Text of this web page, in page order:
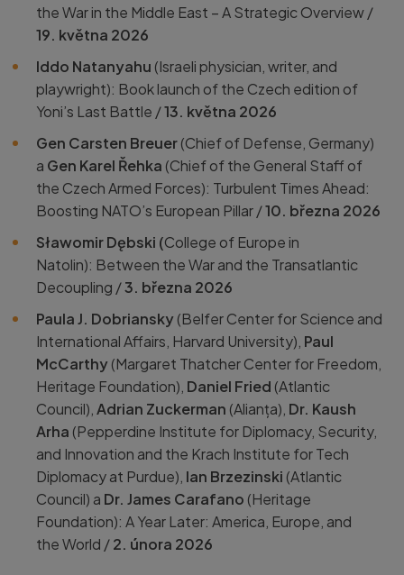
the War in the Middle East – A Strategic Overview /
19. května 2026
Iddo Natanyahu (Israeli physician, writer, and
playwright): Book launch of the Czech edition of
Yoni’s Last Battle /13. května 2026
Gen Carsten Breuer(Chief of Defense, Germany)
a Gen Karel Řehka (Chief of the General Staff of
the Czech Armed Forces): Turbulent Times Ahead:
Boosting NATO’s European Pillar /10. března 2026
Sławomir Dębski (College of Europe in
Natolin): Between the War and the Transatlantic
Decoupling /3. března 2026
Paula J. Dobriansky(Belfer Center for Science and
International Affairs, Harvard University), Paul
McCarthy(Margaret Thatcher Center for Freedom,
Heritage Foundation), Daniel Fried (Atlantic
Council), Adrian Zuckerman (Alianța), Dr. Kaush
Arha (Pepperdine Institute for Diplomacy, Security,
and Innovation and the Krach Institute for Tech
Diplomacy at Purdue), Ian Brzezinski (Atlantic
Council) a Dr. James Carafano (Heritage
Foundation): A Year Later: America, Europe, and
the World /2. února 2026